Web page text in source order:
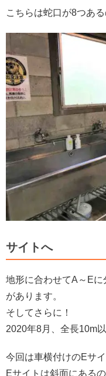
こちらは蛇口が8つあ
サイトへ
地形に合わせてA～Eに
があります。
そしてさらに！
2020年8月、全長10m
今回は車横付けのEサイ
Eサイトは斜面にある